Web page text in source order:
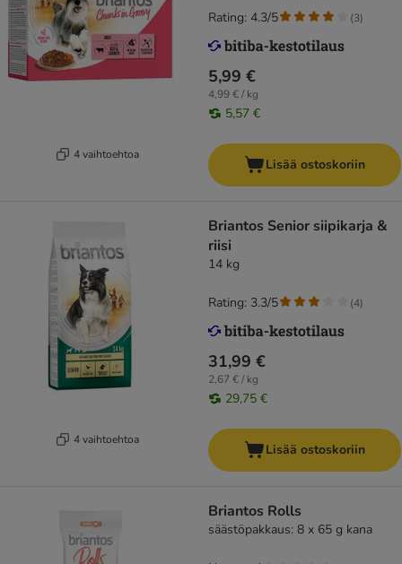
4 vaihtoehtoa
5,99 €
4,99 € / kg
5,57 €
Rating: 4.3/5 (3)
Lisää ostoskoriin
4 vaihtoehtoa
Briantos Senior siipikarja &
riisi
14 kg
31,99 €
2,67 € / kg
29,75 €
Rating: 3.3/5 (4)
Lisää ostoskoriin
Briantos Rolls
säästöpakkaus: 8 x 65 g kana